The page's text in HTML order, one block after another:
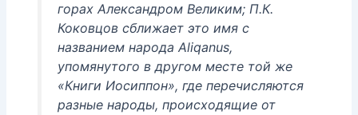
горах Александром Великим; П.К.
Коковцов сближает это имя с
названием народа Aliqanus,
упомянутого в другом месте той же
«Книги Иосиппон», где перечисляются
разные народы, происходящие от